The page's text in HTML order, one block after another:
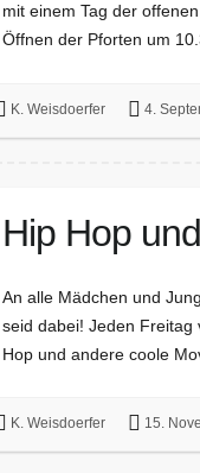
mit einem Tag der
Öffnen der Pforten um
K. Weisdoerfer 4.
Hip Hop
An alle Mädchen und
seid dabei! Jeden Freitag
Hop und andere coole
K. Weisdoerfer 15.